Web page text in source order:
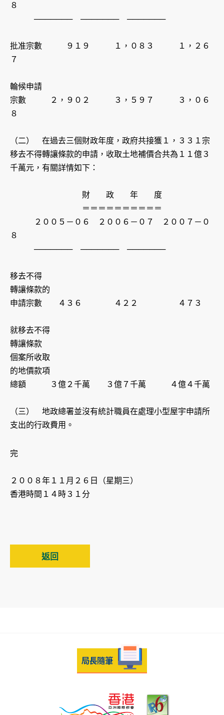
８
─────── ─────── ───────
批准宗數 ９１９ １，０８３ １，２６
７
輪候申請
宗數 ２，９０２ ３，５９７ ３，０６
８
（二） 在過去三個財政年度，政府共接獲１，３３１宗
移去不得轉讓條款的申請，收取土地補價合共為１１億３
千萬元，有關詳情如下：
財 政 年 度
＝＝＝＝＝＝＝＝＝＝
２００５－０６ ２００６－０７ ２００７－０
８
─────── ─────── ───────
移去不得
轉讓條款的
申請宗數 ４３６ ４２２ ４７３
就移去不得
轉讓條款
個案所收取
的地價款項
總額 ３億２千萬 ３億７千萬 ４億４千萬
（三） 地政總署並沒有統計職員在處理小型屋宇申請所
支出的行政費用。
完
２００８年１１月２６日（星期三）
香港時間１４時３１分
返回